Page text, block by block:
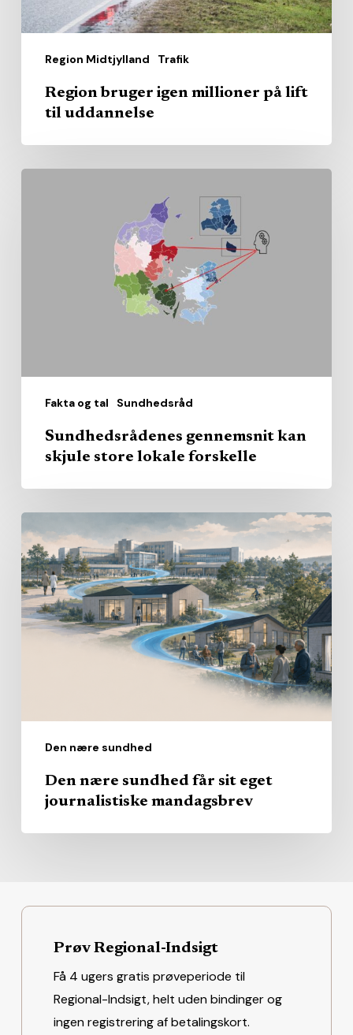
Region Midtjylland Trafik
Region bruger igen millioner på lift
til uddannelse
Fakta og tal Sundhedsråd
Sundhedsrådenes gennemsnit kan
skjule store lokale forskelle
Den nære sundhed
nære
sundhed
får
sit
Den nære sundhed får sit eget
journalistiske mandagsbrev
Prøv Regional-Indsigt
Få 4 ugers gratis prøveperiode til
Regional-Indsigt, helt uden bindinger og
ingen registrering af betalingskort.